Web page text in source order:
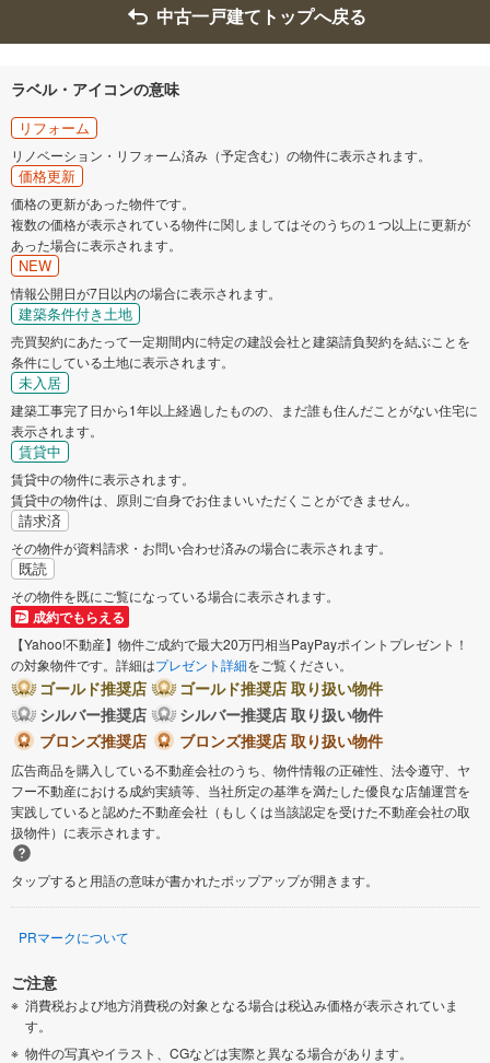
中古一戸建てトップへ戻る
ラベル・アイコンの意味
リフォーム
リノベーション・リフォーム済み（予定含む）の物件に表示されます。
価格更新
価格の更新があった物件です。
複数の価格が表示されている物件に関しましてはそのうちの１つ以上に更新が
あった場合に表示されます。
NEW
情報公開日が7日以内の場合に表示されます。
建築条件付き土地
売買契約にあたって一定期間内に特定の建設会社と建築請負契約を結ぶことを
条件にしている土地に表示されます。
未入居
建築工事完了日から1年以上経過したものの、まだ誰も住んだことがない住宅に
表示されます。
賃貸中
賃貸中の物件に表示されます。
賃貸中の物件は、原則ご自身でお住まいいただくことができません。
請求済
その物件が資料請求・お問い合わせ済みの場合に表示されます。
既読
その物件を既にご覧になっている場合に表示されます。
成約でもらえる
【Yahoo!不動産】物件ご成約で最大20万円相当PayPayポイントプレゼント！
の対象物件です。詳細はプレゼント詳細をご覧ください。
ゴールド推奨店
ゴールド推奨店 取り扱い物件
シルバー推奨店
シルバー推奨店 取り扱い物件
ブロンズ推奨店
ブロンズ推奨店 取り扱い物件
広告商品を購入している不動産会社のうち、物件情報の正確性、法令遵守、ヤ
フー不動産における成約実績等、当社所定の基準を満たした優良な店舗運営を
実践していると認めた不動産会社（もしくは当該認定を受けた不動産会社の取
扱物件）に表示されます。
タップすると用語の意味が書かれたポップアップが開きます。
PRマークについて
ご注意
消費税および地方消費税の対象となる場合は税込み価格が表示されていま
す。
物件の写真やイラスト、CGなどは実際と異なる場合があります。